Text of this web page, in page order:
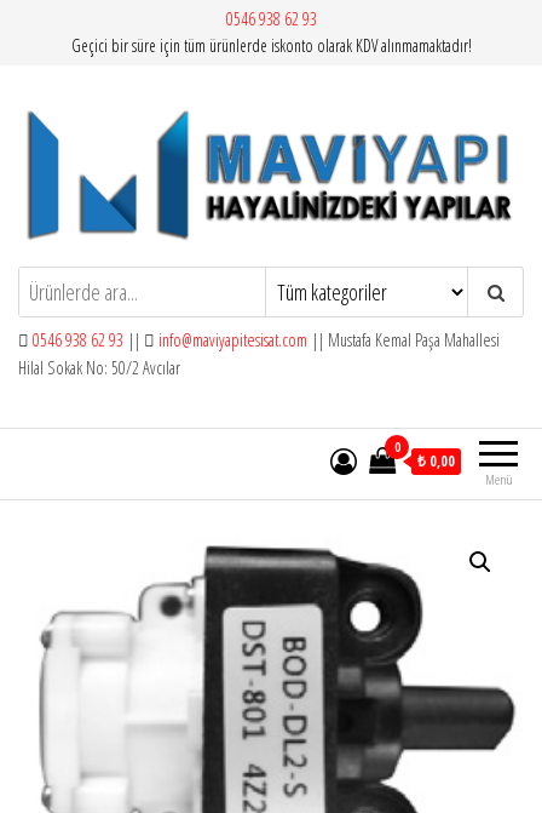
0546 938 62 93
Geçici bir süre için tüm ürünlerde iskonto olarak KDV alınmamaktadır!
Mavi Yapı | Vitra Artema
0546 938 62 93 || info@maviyapitesisat.com || Mustafa Kemal Paşa Mahallesi
Hilal Sokak No: 50/2 Avcılar
Menü
0
₺ 0,00